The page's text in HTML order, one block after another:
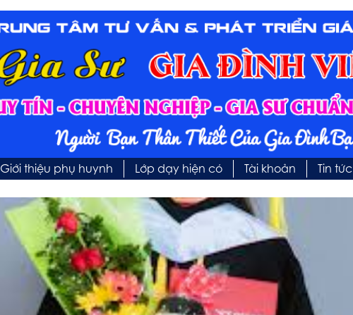
Giới thiệu phụ huynh Lớp dạy hiện có Tài khoản Tin tức